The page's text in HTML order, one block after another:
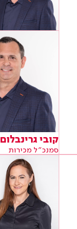
קובי גרינבלום
סמנכ״ל מכירות